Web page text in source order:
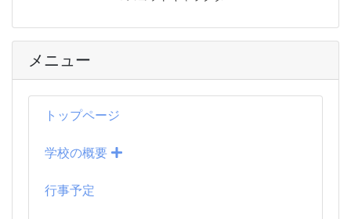
メニュー
トップページ
学校の概要
行事予定